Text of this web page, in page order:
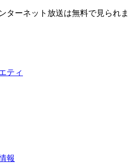
ターネット放送は無料で見られま
ティ
報